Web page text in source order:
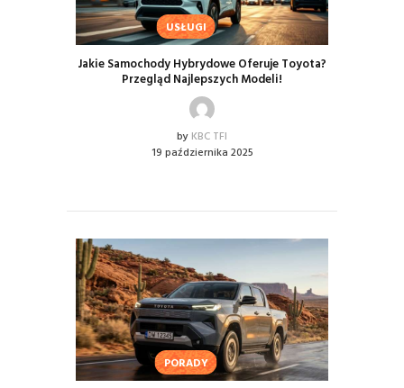
USŁUGI
Jakie Samochody Hybrydowe Oferuje Toyota?
Przegląd Najlepszych Modeli!
by KBC TFI
19 października 2025
PORADY